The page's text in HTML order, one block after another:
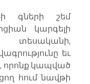
գների շեմ
կարգելի
տեսականի,
եւ
որոնք կապված
հում նավթի